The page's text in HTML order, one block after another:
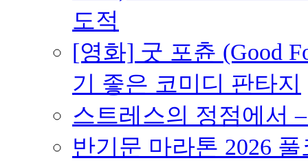
도적
[영화] 굿 포츈 (Good
기 좋은 코미디 판타지
스트레스의 정점에서
반기문 마라톤 2026